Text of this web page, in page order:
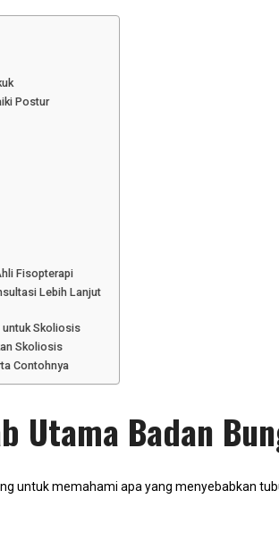
Postur
Fisopterapi
Lebih Lanjut
untuk Skoliosis
Skoliosis
Contohnya
Utama Badan
untuk memahami apa yang menyebabkan